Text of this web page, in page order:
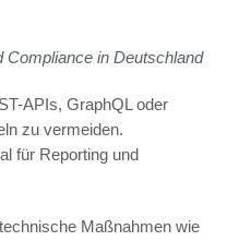
Compliance in Deutschland
APIs, GraphQL oder
zu vermeiden.
für Reporting und
Maßnahmen wie